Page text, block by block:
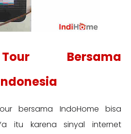
Bersama
bersama IndoHome bisa
itu karena sinyal internet